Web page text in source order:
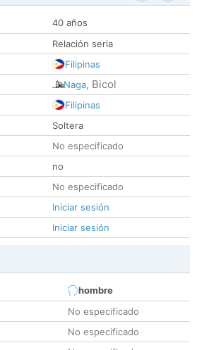
40 años
Relación seria
Filipinas
Naga, Bicol
Filipinas
Soltera
No especificado
no
No especificado
Iniciar sesión
Iniciar sesión
hombre
No especificado
No especificado